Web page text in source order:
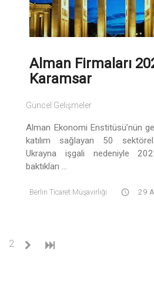
Alman Firmaları
Karamsar
Güncel Gelişmeler
Alman Ekonomi Enstitüsü’nün
katılım sağlayan 50
Ukrayna işgali nedeniyle
baktıkları ...
Berlin Ticaret Müşavirliği 29
(current)
2